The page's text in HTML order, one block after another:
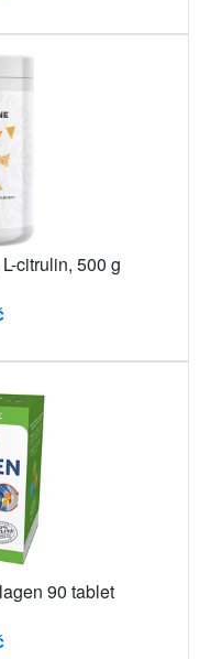
citrulin, 500 g
90 tablet